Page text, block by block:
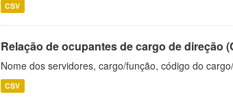
CSV
Relação de ocupantes de cargo de direção
Nome dos servidores, cargo/função, código do
CSV